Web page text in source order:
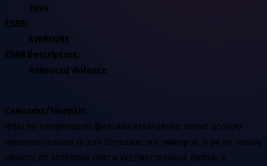
1994
ESRB:
EVERYONE
ESRB Descriptors:
Animated Violence
Синопсис/Sinopsis:
Игры по нашумевшим фильмам изначально имеют особую
привлекательность для большинства геймеров, а уж по такому
сюжету, по которому снят и художественный фильм, и